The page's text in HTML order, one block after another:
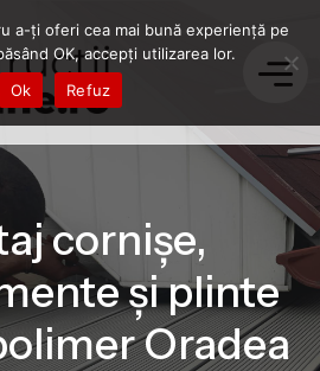
cornișe,
și plinte
Oradea
a-ți oferi cea mai bună experiență pe
OK, accepți utilizarea lor.
Ok
Refuz